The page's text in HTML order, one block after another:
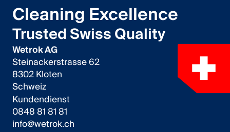
Cleaning Excellence
Trusted Swiss Quality
Wetrok AG
Steinackerstrasse 62
8302 Kloten
Schweiz
Kundendienst
0848 81 81 81
info@wetrok.ch